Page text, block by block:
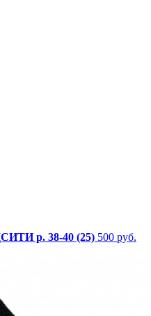
р. 38-40 (25) 500 руб.